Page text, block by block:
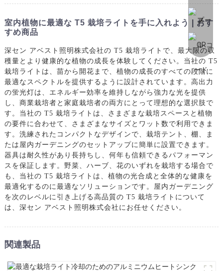
室内植物に最適な T5 栽培ライトを手に入れよう | おす
すめ商品
深セン アベスト照明株式会社の T5 栽培ライトで、最大限の収
穫量とより健康的な植物の成長を体験してください。当社の T5
栽培ライトは、苗から開花ま​​で、植物の成長のすべての段階に
最適なスペクトルを提供するように設計されています。高出力
の蛍光灯は、エネルギー効率を維持しながら強力な光を提供
し、商業栽培者と家庭栽培者の両方にとって理想的な選択肢で
す。当社の T5 栽培ライトは、さまざまな栽培スペースと植物
の要件に合わせて、さまざまなサイズとワット数で利用できま
す。洗練されたコンパクトなデザインで、栽培テント、棚、ま
たは屋内ガーデニングのセットアップに簡単に設置できます。
器具は耐久性があり長持ちし、何年も信頼できるパフォーマン
スを保証します。野菜、ハーブ、花のいずれを栽培する場合で
も、当社の T5 栽培ライトは、植物の光合成と全体的な健康を
最適化するのに最適なソリューションです。屋内ガーデニング
を次のレベルに引き上げる高品質の T5 栽培ライトについて
は、深セン アベスト照明株式会社にお任せください。
関連製品